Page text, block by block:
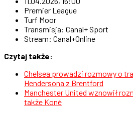
Premier League
Turf Moor
Transmisja: Canal+ Sport
Stream: Canal+Online
Czytaj także:
Chelsea prowadzi rozmowy o
Hendersona z Brentford
Manchester United wznowił
także Koné